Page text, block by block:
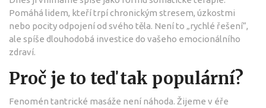
Pomáhá lidem, kteří trpí chronickým stresem, úzkostmi
nebo pocity odpojení od svého těla. Není to „rychlé řešení“,
ale spíše dlouhodobá investice do vašeho emocionálního
zdraví.
Proč je to teď tak populární?
Fenomén tantrické masáže není náhoda. Žijeme v éře